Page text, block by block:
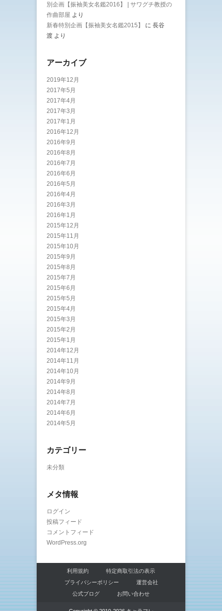
別企画【振袖美女名鑑2016】 | サワグチ教授の
作曲部屋 より
新春特別企画【振袖美女名鑑2015】
に 長谷
渡 より
アーカイブ
2019年12月
2017年5月
2017年4月
2017年3月
2017年1月
2016年12月
2016年9月
2016年8月
2016年7月
2016年6月
2016年5月
2016年4月
2016年3月
2016年1月
2015年12月
2015年11月
2015年10月
2015年9月
2015年8月
2015年7月
2015年6月
2015年5月
2015年4月
2015年3月
2015年2月
2015年1月
2014年12月
2014年11月
2014年10月
2014年9月
2014年8月
2014年7月
2014年6月
2014年5月
カテゴリー
未分類
メタ情報
ログイン
投稿フィード
コメントフィード
WordPress.org
利用規約
特定商取引法の表示
プライバシーポリシー
運営会社
公式ブログ
お問い合わせ